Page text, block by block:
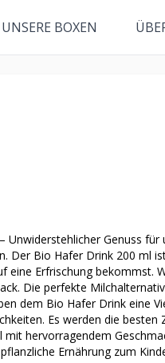
UNSERE BOXEN
Unwiderstehlicher Genuss
Der Bio Hafer Drink 200 ml
eine Erfrischung bekommst.
Die perfekte
dem Bio Hafer Drink eine
Es werden die
hervorragendem
Ernährung zum